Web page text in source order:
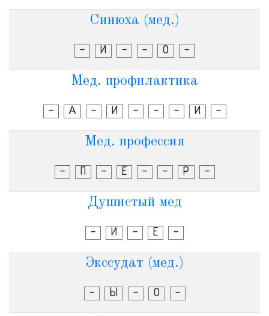
Синюха (мед.)
- И - - О -
Мед. профилактика
- А - И - - - И -
Мед. профессия
- П - Е - - Р -
Душистый мед
- И - Е -
Экссудат (мед.)
- Ы - О -